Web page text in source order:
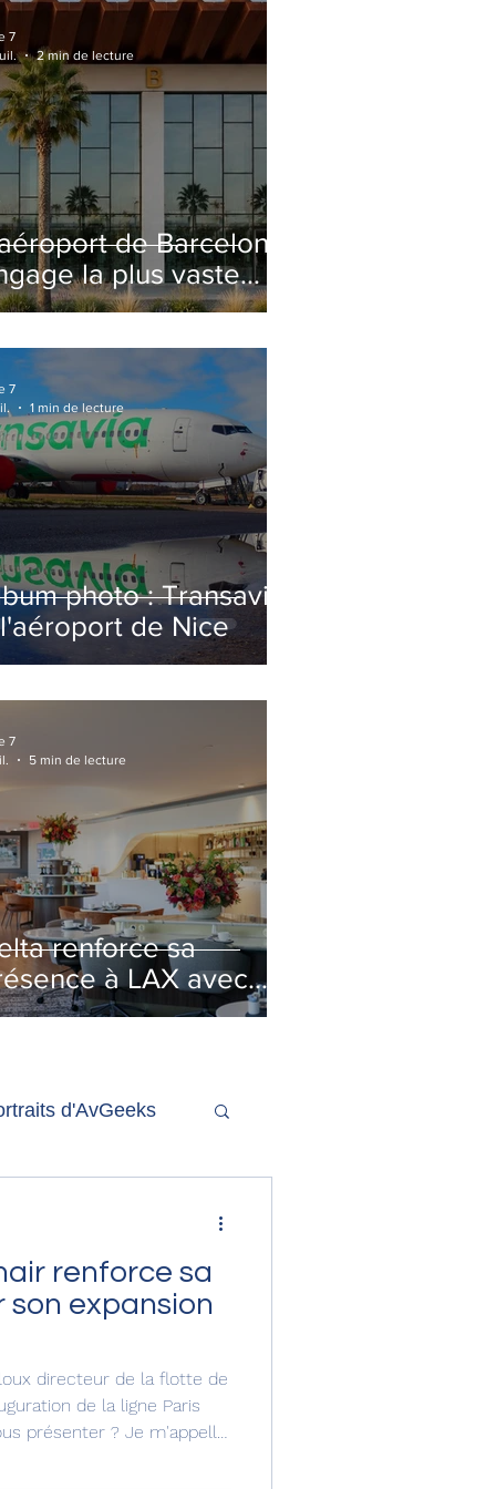
de Barcelone
la plus vaste
de son
7
2 min de lecture
photo : Transavia
de Nice
7
1 min de lecture
renforce sa
à LAX avec
de la
7
5 min de lecture
d'AvGeeks
renforce sa
son expansion
directeur de la flotte de
de la ligne Paris
présenter ? Je m'appelle